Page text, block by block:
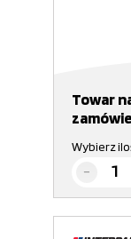
Towar
Wybierz